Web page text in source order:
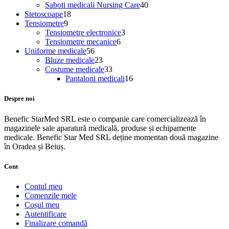
produse
produse
Saboti medicali Nursing Care4040
Stetoscoape1818
Tensiometre99
produse
Tensiometre electronice33
Tensiometre mecanice66
Uniforme medicale5656
de
produse
Bluze medicale2323
de
produse
Costume medicale3333
de
Pantaloni medicali1616
Despre noi
Benefic StarMed SRL este o companie care comercializează în
magazinele sale aparatură medicală, produse și echipamente
medicale. Benefic Star Med SRL deține momentan două magazine
în Oradea și Beiuș.
Cont
Contul meu
Comenzile mele
Coșul meu
Autentificare
Finalizare comandă